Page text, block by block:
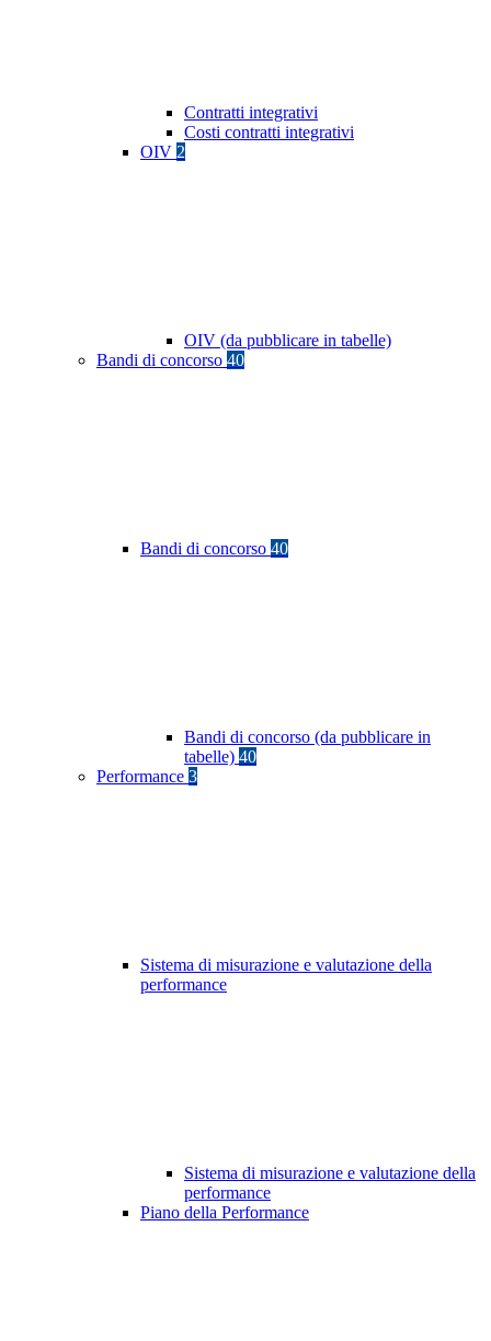
Contratti integrativi
Costi contratti integrativi
OIV 2
OIV (da pubblicare in tabelle)
Bandi di concorso 40
Bandi di concorso 40
Bandi di concorso (da pubblicare in
tabelle) 40
Performance 3
Sistema di misurazione e valutazione della
performance
Sistema di misurazione e valutazione della
performance
Piano della Performance